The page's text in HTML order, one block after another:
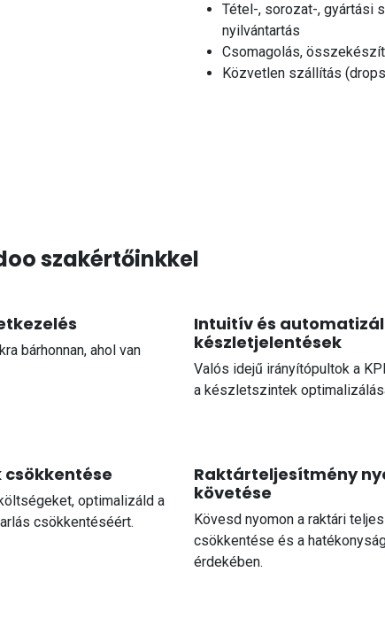
Tétel-, sorozat-, gyártási
nyilvántartás
Csomagolás,
Közvetlen szállítás
szakértőinkkel
bárhonnan, ahol van
Intuitív és
készletjelentések​
Valós idejű irányítópultok a
a készletszintek
optimalizáld a
csökkentéséért.
Raktárteljesítmény
követése
Kövesd nyomon a raktári
csökkentése és a
érdekében.